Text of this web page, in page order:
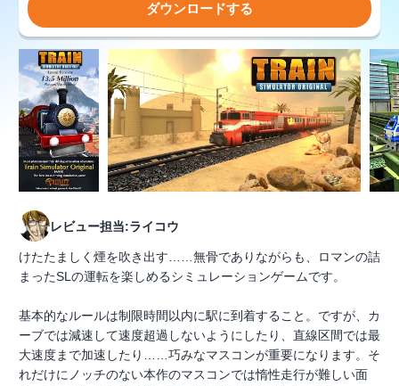
ダウンロードする
レビュー担当:ライコウ
けたたましく煙を吹き出す……無骨でありながらも、ロマンの詰
まったSLの運転を楽しめるシミュレーションゲームです。
基本的なルールは制限時間以内に駅に到着すること。ですが、カ
ーブでは減速して速度超過しないようにしたり、直線区間では最
大速度まで加速したり……巧みなマスコンが重要になります。そ
れだけにノッチのない本作のマスコンでは惰性走行が難しい面